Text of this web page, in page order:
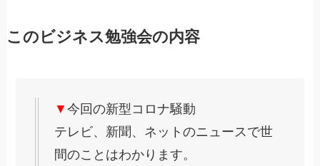
このビジネス勉強会の内容
▼今回の新型コロナ騒動
テレビ、新聞、ネットのニュースで世
間のことはわかります。